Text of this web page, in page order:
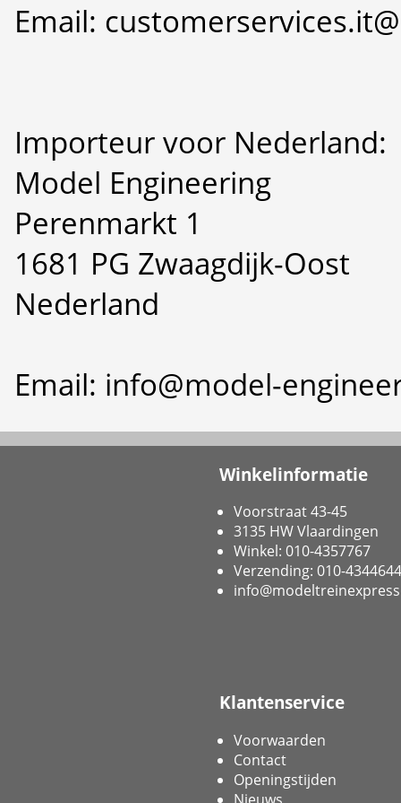
Email:
Importeur voor Nederland:
Model Engineering
Perenmarkt 1
1681 PG Zwaagdijk-Oost
Nederland
Email: info@model-
Winkelinformatie
Voorstraat 43-45
3135 HW Vlaardingen
Winkel: 010-4357767
Verzending: 010-4344644
Klantenservice
Voorwaarden
Contact
Openingstijden